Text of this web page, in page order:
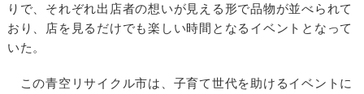
りで、それぞれ出店者の想いが見える形で品物が並べられて
おり、店を見るだけでも楽しい時間となるイベントとなって
いた。
この青空リサイクル市は、子育て世代を助けるイベントに